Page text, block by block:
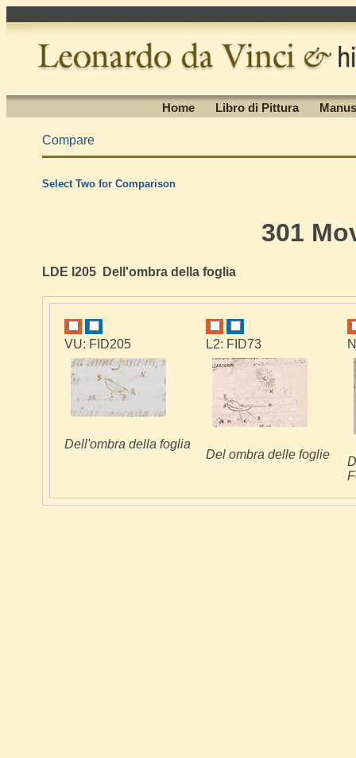
Home Libro di Pittura
Compare
Select Two for Comparison
301
LDE I205 Dell'ombra della foglia
VU: FID205
Dell'ombra della foglia
L2: FID73
Del ombra delle foglie